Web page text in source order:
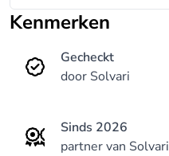
Kenmerken
Gecheckt
door Solvari
Sinds 2026
partner van Solvari